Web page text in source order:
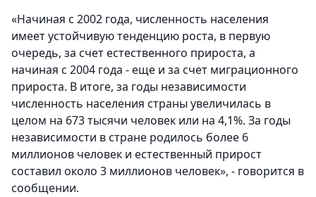
«Начиная с 2002 года, численность населения
имеет устойчивую тенденцию роста, в первую
очередь, за счет естественного прироста, а
начиная с 2004 года - еще и за счет миграционного
прироста. В итоге, за годы независимости
численность населения страны увеличилась в
целом на 673 тысячи человек или на 4,1%. За годы
независимости в стране родилось более 6
миллионов человек и естественный прирост
составил около 3 миллионов человек», - говорится в
сообщении.